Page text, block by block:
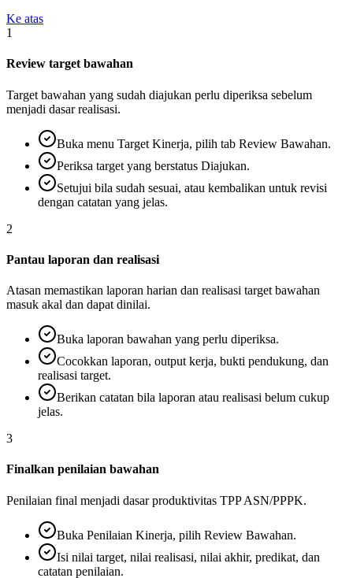
Ke atas
1
Review target bawahan
Target bawahan yang sudah diajukan perlu diperiksa sebelum
menjadi dasar realisasi.
Buka menu Target Kinerja, pilih tab Review Bawahan.
Periksa target yang berstatus Diajukan.
Setujui bila sudah sesuai, atau kembalikan untuk revisi
dengan catatan yang jelas.
2
Pantau laporan dan realisasi
Atasan memastikan laporan harian dan realisasi target bawahan
masuk akal dan dapat dinilai.
Buka laporan bawahan yang perlu diperiksa.
Cocokkan laporan, output kerja, bukti pendukung, dan
realisasi target.
Berikan catatan bila laporan atau realisasi belum cukup
jelas.
3
Finalkan penilaian bawahan
Penilaian final menjadi dasar produktivitas TPP ASN/PPPK.
Buka Penilaian Kinerja, pilih Review Bawahan.
Isi nilai target, nilai realisasi, nilai akhir, predikat, dan
catatan penilaian.